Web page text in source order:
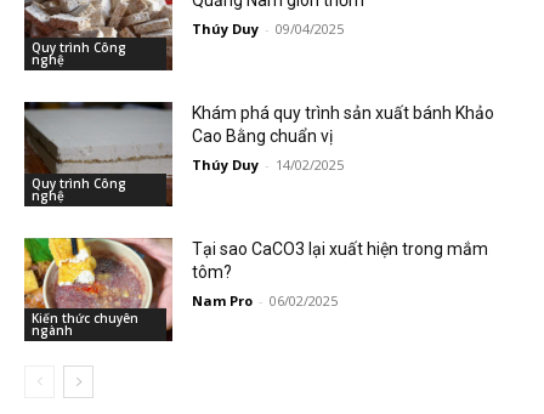
Quy trình Công
nghệ
Thúy Duy - 09/04/2025
Quy trình Công
nghệ
Khám phá quy trình sản xuất bánh Khảo
Cao Bằng chuẩn vị
Thúy Duy - 14/02/2025
Kiến thức chuyên
ngành
Tại sao CaCO3 lại xuất hiện trong mắm
tôm?
Nam Pro - 06/02/2025